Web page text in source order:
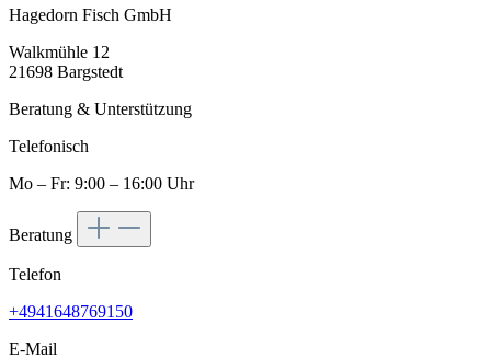
Hagedorn Fisch GmbH
Walkmühle 12
21698 Bargstedt
Beratung & Unterstützung
Telefonisch
Mo – Fr: 9:00 – 16:00 Uhr
Beratung
Telefon
+4941648769150
E-Mail